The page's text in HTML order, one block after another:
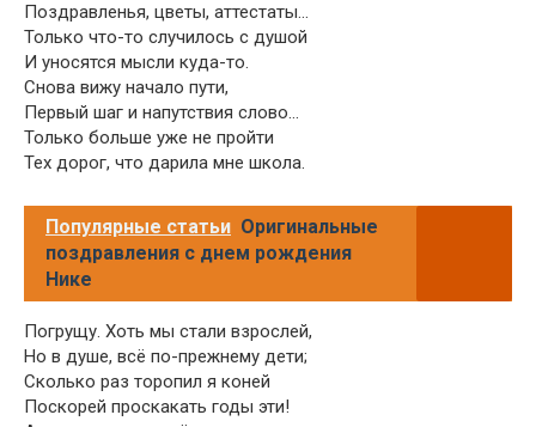
Поздравленья, цветы, аттестаты…
Только что-то случилось с душой
И уносятся мысли куда-то.
Снова вижу начало пути,
Первый шаг и напутствия слово…
Только больше уже не пройти
Тех дорог, что дарила мне школа.
Популярные статьи Оригинальные
поздравления с днем рождения
Нике
Погрущу. Хоть мы стали взрослей,
Но в душе, всё по-прежнему дети;
Сколько раз торопил я коней
Поскорей проскакать годы эти!